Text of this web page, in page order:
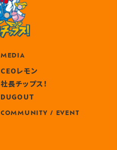
MEDIA
CEOレモン
社長チップス！
DUGOUT
COMMUNITY / EVENT